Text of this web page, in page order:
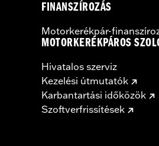
FINANSZÍROZÁS
Motorkerékpár-
MOTORKERÉKPÁROS
Hivatalos szerviz
Kezelési útmutatók
Karbantartási időközök
Szoftverfrissítések